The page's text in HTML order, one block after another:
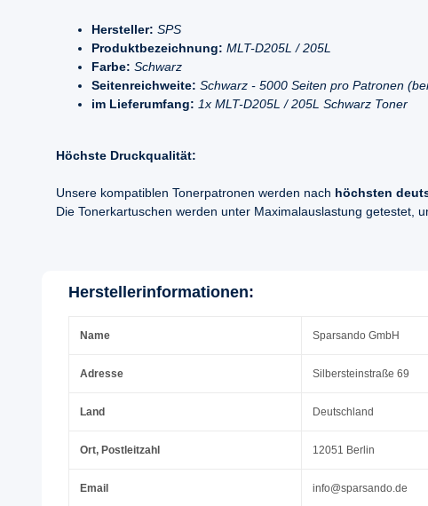
Hersteller: SPS
Produktbezeichnung: MLT-D205L / 205L
Farbe: Schwarz
Seitenreichweite: Schwarz - 5000 Seiten pro Patronen
im Lieferumfang: 1x MLT-D205L / 205L Schwarz Toner
Höchste Druckqualität:
Unsere kompatiblen Tonerpatronen werden nach höchsten
Die Tonerkartuschen werden unter Maximalauslastung getestet,
Herstellerinformationen:
Name Sparsando GmbH
Adresse Silbersteinstraße 69
Land Deutschland
Ort, Postleitzahl 12051 Berlin
Email info@sparsando.de